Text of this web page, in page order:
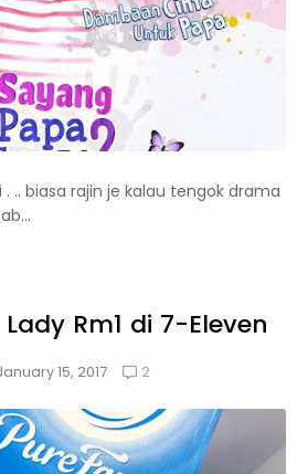
.. biasa rajin je kalau tengok drama
Rm1 di 7-Eleven
15, 2017 2